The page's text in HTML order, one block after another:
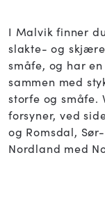
I Malvik finner
slakte- og
småfe, og har
sammen med
storfe og småfe.
forsyner, ved
og Romsdal,
Nordland med